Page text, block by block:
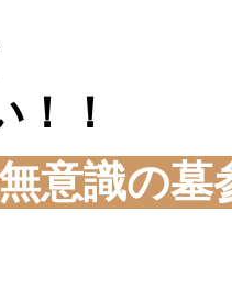
！！
意識の墓